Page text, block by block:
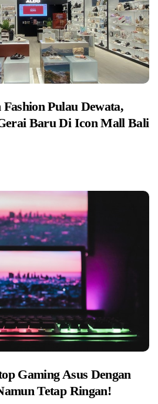
Pulau Dewata,
Baru Di Icon Mall Bali
Gaming Asus Dengan
Tetap Ringan!